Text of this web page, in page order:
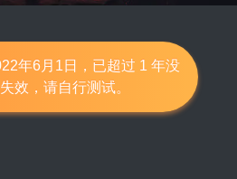
年6月1日，已超过 1 年没
效，请自行测试。